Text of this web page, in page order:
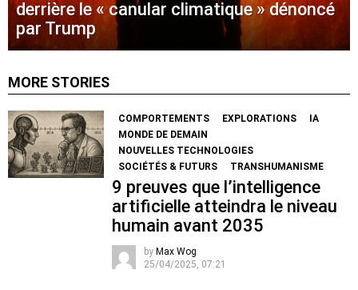
derrière le « canular climatique » dénoncé
par Trump
MORE STORIES
COMPORTEMENTS EXPLORATIONS
IA
MONDE DE DEMAIN
NOUVELLES TECHNOLOGIES
SOCIÉTÉS & FUTURS
TRANSHUMANISME
9 preuves que l’intelligence
artificielle atteindra le niveau
humain avant 2035
by Max Wog
25/04/2025, 07:21